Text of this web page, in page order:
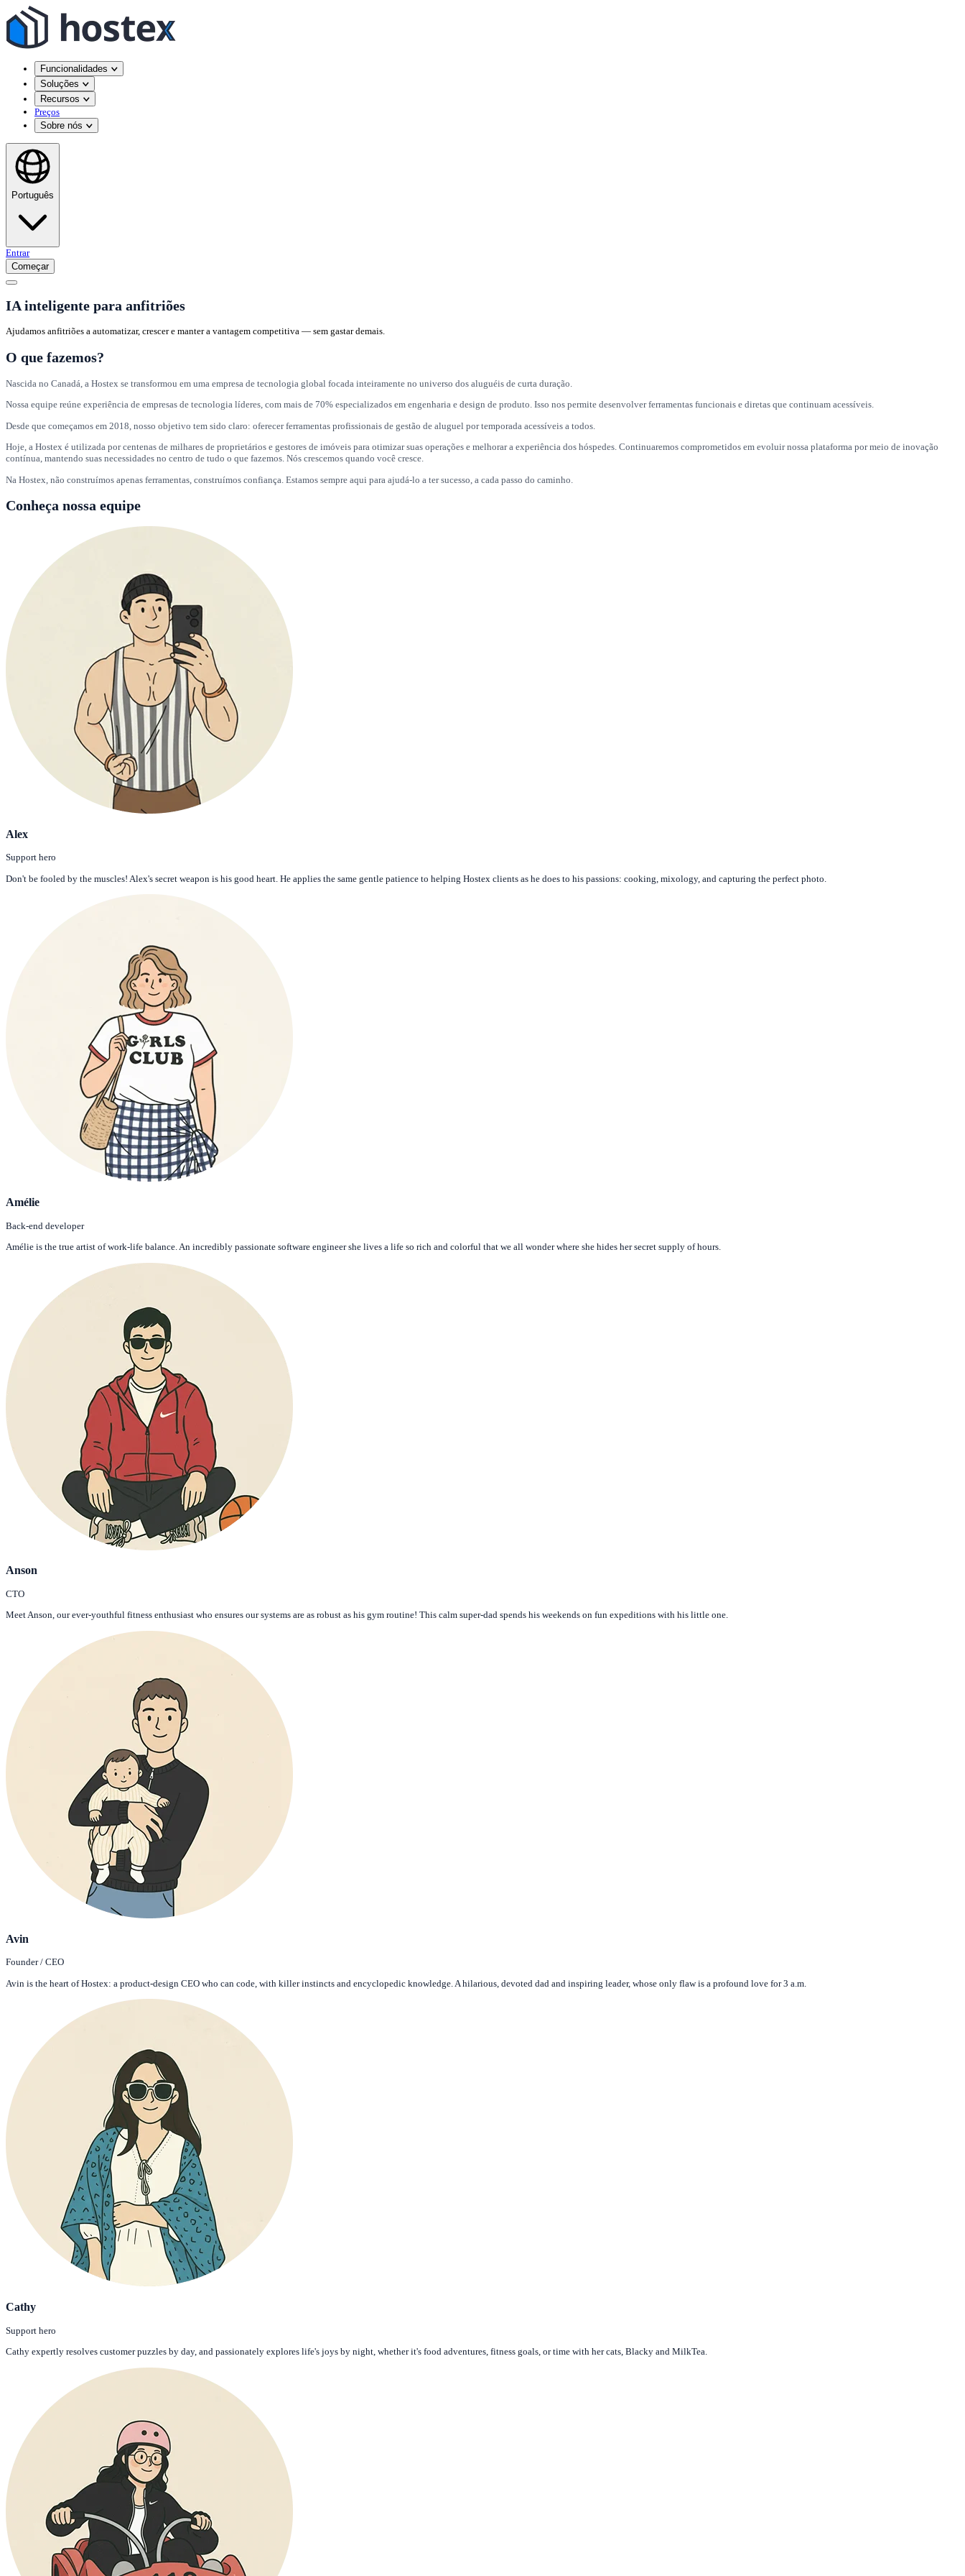
Funcionalidades
Soluções
Recursos
Preços
Sobre nós
Português
Entrar
Começar
IA inteligente para anfitriões
Ajudamos anfitriões a automatizar, crescer e manter a vantagem competitiva — sem gastar demais.
O que fazemos?
Nascida no Canadá, a Hostex se transformou em uma empresa de tecnologia global focada inteiramente no universo dos aluguéis de curta duração.
Nossa equipe reúne experiência de empresas de tecnologia líderes, com mais de 70% especializados em engenharia e design de produto. Isso nos permite desenvolver ferramentas funcionais e diretas que continuam acessíveis.
Desde que começamos em 2018, nosso objetivo tem sido claro: oferecer ferramentas profissionais de gestão de aluguel por temporada acessíveis a todos.
Hoje, a Hostex é utilizada por centenas de milhares de proprietários e gestores de imóveis para otimizar suas operações e melhorar a experiência dos hóspedes. Continuaremos comprometidos em evoluir nossa plataforma por meio de inovação
contínua, mantendo suas necessidades no centro de tudo o que fazemos. Nós crescemos quando você cresce.
Na Hostex, não construímos apenas ferramentas, construímos confiança. Estamos sempre aqui para ajudá-lo a ter sucesso, a cada passo do caminho.
Conheça nossa equipe
Alex
Support hero
Don't be fooled by the muscles! Alex's secret weapon is his good heart. He applies the same gentle patience to helping Hostex clients as he does to his passions: cooking, mixology, and capturing the perfect photo.
Amélie
Back-end developer
Amélie is the true artist of work-life balance. An incredibly passionate software engineer she lives a life so rich and colorful that we all wonder where she hides her secret supply of hours.
Anson
CTO
Meet Anson, our ever-youthful fitness enthusiast who ensures our systems are as robust as his gym routine! This calm super-dad spends his weekends on fun expeditions with his little one.
Avin
Founder / CEO
Avin is the heart of Hostex: a product-design CEO who can code, with killer instincts and encyclopedic knowledge. A hilarious, devoted dad and inspiring leader, whose only flaw is a profound love for 3 a.m.
Cathy
Support hero
Cathy expertly resolves customer puzzles by day, and passionately explores life's joys by night, whether it's food adventures, fitness goals, or time with her cats, Blacky and MilkTea.